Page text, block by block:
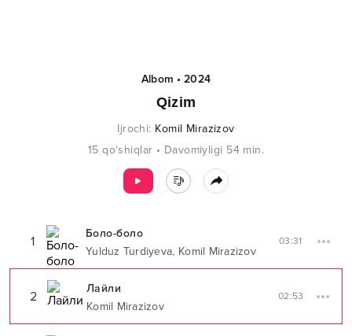
Albom •2024
Qizim
Ijrochi: Komil Mirazizov
15 qo‘shiqlar • Davomiyligi 54 min.
1
Боло-боло
Yulduz Turdiyeva, Komil Mirazizov
03:31
2
Лайли
Komil Mirazizov
02:53